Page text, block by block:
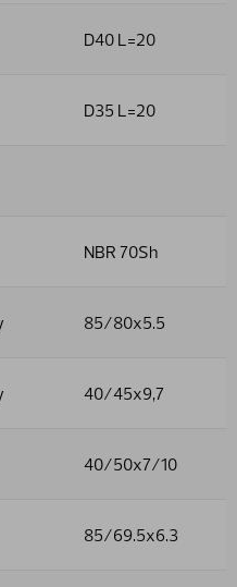
D40 L=20
D35 L=20
NBR 70Sh
85/80x5.5
40/45x9,7
40/50x7/10
85/69.5x6.3